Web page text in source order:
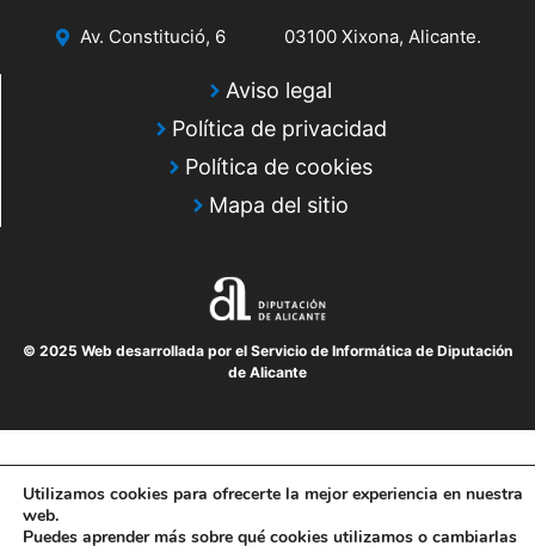
Av. Constitució, 6 03100 Xixona, Alicante.
Aviso legal
Política de privacidad
Política de cookies
Mapa del sitio
© 2025 Web desarrollada por el Servicio de Informática de Diputación
de Alicante
Utilizamos cookies para ofrecerte la mejor experiencia en nuestra
web.
Puedes aprender más sobre qué cookies utilizamos o cambiarlas